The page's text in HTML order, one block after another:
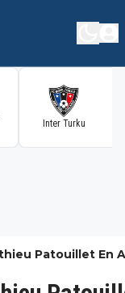
Inter Turku
Patouillet En